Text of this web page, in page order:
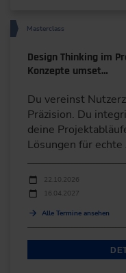
Masterclass
Design Thinking im
Konzepte umset…
Du vereinst
Präzision. Du
deine
Lösungen für
Durchführungen
Veranstaltungsdatum
22.10.2026
16.04.2027
Alle Termine ansehen